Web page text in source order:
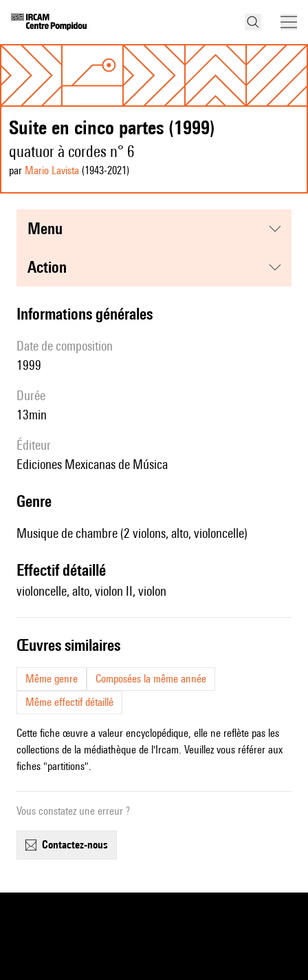
Suite en cinco partes (1999)
quatuor à cordes n° 6
par Mario Lavista (1943-2021 )
menu
action
informations générales
date de composition
1999
durée
13min
éditeur
Ediciones Mexicanas de Música
genre
Musique de chambre (2 violons, alto, violoncelle)
effectif détaillé
violoncelle, alto, violon II, violon
œuvres similaires
Même genre
Composées la même année
Même effectif détaillé
Cette fiche œuvre a valeur encyclopédique, elle ne reflète pas les
collections de la médiathèque de l'Ircam. Veuillez vous référer aux
fiches "partitions".
Vous constatez une erreur ?
contactez-nous